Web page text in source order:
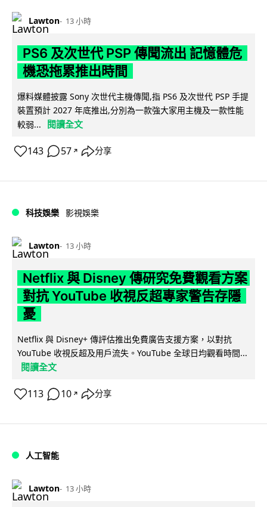
Lawton 13 小時
PS6 及次世代 PSP 傳聞流出 記憶體危
機恐拖累推出時間
爆料媒體披露 Sony 次世代主機傳聞,指 PS6 及次世代 PSP 手提
裝置預計 2027 年底推出,分別為一款強大家用主機及一款性能
較弱...
閱讀全文
143 57 ↗ 分享
科技娛樂 影視娛樂
Lawton 13 小時
Netflix 與 Disney 傳研究免費觀看方案
對抗 YouTube 收視反超專家警告存隱
憂
Netflix 與 Disney+ 傳評估推出免費廣告支援方案，以對抗
YouTube 收視反超及用戶流失。YouTube 全球日均觀看時間...
閱讀全文
113 10 ↗ 分享
人工智能
Lawton 13 小時